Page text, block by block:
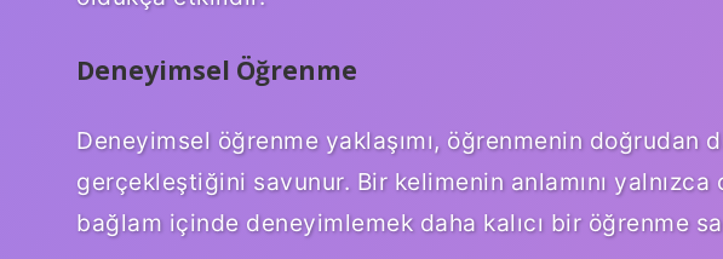
Deneyimsel Öğrenme
Deneyimsel öğrenme yaklaşımı, öğrenmenin doğrudan
gerçekleştiğini savunur. Bir kelimenin anlamını
bağlam içinde deneyimlemek daha kalıcı bir öğrenme